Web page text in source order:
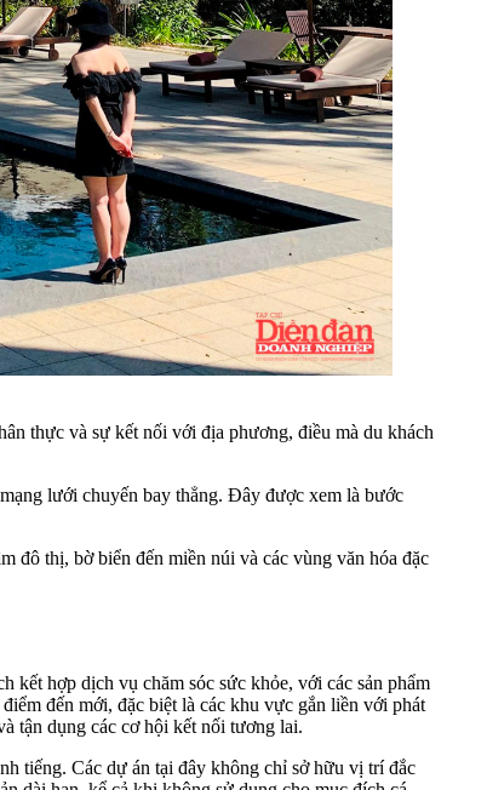
thực và sự kết nối với địa phương, điều mà du khách
lưới chuyến bay thẳng. Đây được xem là bước
đô thị, bờ biển đến miền núi và các vùng văn hóa đặc
kết hợp dịch vụ chăm sóc sức khỏe, với các sản phẩm
đến mới, đặc biệt là các khu vực gắn liền với phát
tận dụng các cơ hội kết nối tương lai.
tiếng. Các dự án tại đây không chỉ sở hữu vị trí đắc